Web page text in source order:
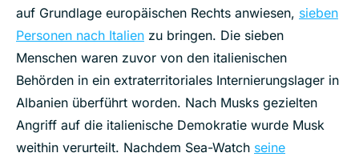
auf Grundlage europäischen Rechts anwiesen, sieben
Personen nach Italien zu bringen. Die sieben
Menschen waren zuvor von den italienischen
Behörden in ein extraterritoriales Internierungslager in
Albanien überführt worden. Nach Musks gezielten
Angriff auf die italienische Demokratie wurde Musk
weithin verurteilt. Nachdem Sea-Watch seine